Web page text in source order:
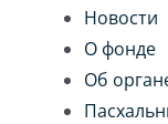
Новости
О фонде
Об